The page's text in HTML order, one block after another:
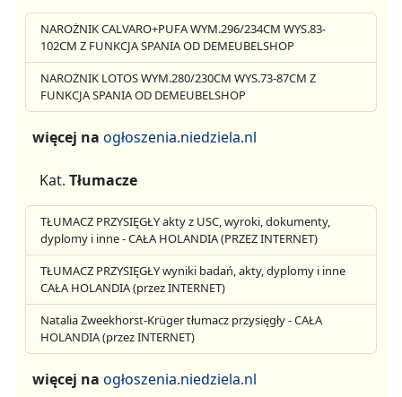
NAROŻNIK CALVARO+PUFA WYM.296/234CM WYS.83-
102CM Z FUNKCJA SPANIA OD DEMEUBELSHOP
NAROŻNIK LOTOS WYM.280/230CM WYS.73-87CM Z
FUNKCJA SPANIA OD DEMEUBELSHOP
więcej na ogłoszenia.niedziela.nl
Kat. Tłumacze
TŁUMACZ PRZYSIĘGŁY akty z USC, wyroki, dokumenty,
dyplomy i inne - CAŁA HOLANDIA (PRZEZ INTERNET)
TŁUMACZ PRZYSIĘGŁY wyniki badań, akty, dyplomy i inne
CAŁA HOLANDIA (przez INTERNET)
Natalia Zweekhorst-Krüger tłumacz przysięgły - CAŁA
HOLANDIA (przez INTERNET)
więcej na ogłoszenia.niedziela.nl